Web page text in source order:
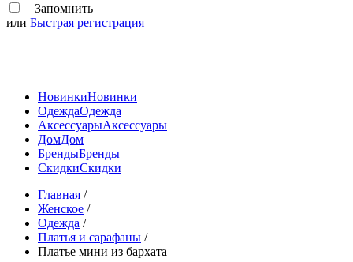
Запомнить
или Быстрая регистрация
НовинкиНовинки
ОдеждаОдежда
АксессуарыАксессуары
ДомДом
БрендыБренды
СкидкиСкидки
Главная /
Женское /
Одежда /
Платья и сарафаны /
Платье мини из бархата